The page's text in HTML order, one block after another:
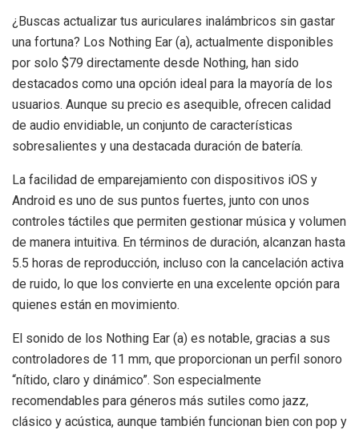
¿Buscas actualizar tus auriculares inalámbricos sin gastar
una fortuna? Los Nothing Ear (a), actualmente disponibles
por solo $79 directamente desde Nothing, han sido
destacados como una opción ideal para la mayoría de los
usuarios. Aunque su precio es asequible, ofrecen calidad
de audio envidiable, un conjunto de características
sobresalientes y una destacada duración de batería.
La facilidad de emparejamiento con dispositivos iOS y
Android es uno de sus puntos fuertes, junto con unos
controles táctiles que permiten gestionar música y volumen
de manera intuitiva. En términos de duración, alcanzan hasta
5.5 horas de reproducción, incluso con la cancelación activa
de ruido, lo que los convierte en una excelente opción para
quienes están en movimiento.
El sonido de los Nothing Ear (a) es notable, gracias a sus
controladores de 11 mm, que proporcionan un perfil sonoro
“nítido, claro y dinámico”. Son especialmente
recomendables para géneros más sutiles como jazz,
clásico y acústica, aunque también funcionan bien con pop y